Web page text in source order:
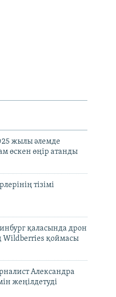
жылы әлемде
өскен өңір атанды
тізімі
қаласында дрон
Wildberries қоймасы
Александра
жеңілдетуді